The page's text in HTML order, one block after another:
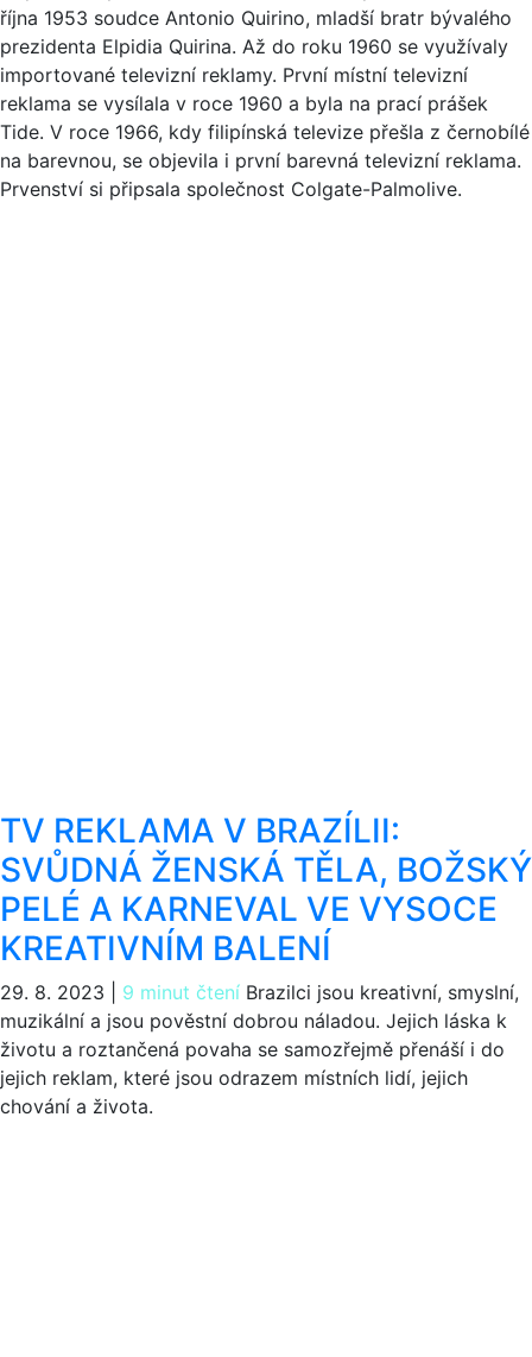
října 1953 soudce Antonio Quirino, mladší bratr bývalého
prezidenta Elpidia Quirina. Až do roku 1960 se využívaly
importované televizní reklamy. První místní televizní
reklama se vysílala v roce 1960 a byla na prací prášek
Tide. V roce 1966, kdy filipínská televize přešla z černobílé
na barevnou, se objevila i první barevná televizní reklama.
Prvenství si připsala společnost Colgate-Palmolive.
TV REKLAMA V BRAZÍLII:
SVŮDNÁ ŽENSKÁ TĚLA, BOŽSKÝ
PELÉ A KARNEVAL VE VYSOCE
KREATIVNÍM BALENÍ
29. 8. 2023 9 minut čtení Brazilci jsou kreativní, smyslní,
muzikální a jsou pověstní dobrou náladou. Jejich láska k
životu a roztančená povaha se samozřejmě přenáší i do
jejich reklam, které jsou odrazem místních lidí, jejich
chování a života.